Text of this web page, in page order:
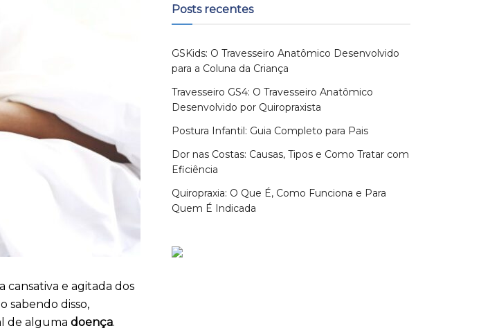
cansativa e agitada dos
sabendo disso,
de alguma doença.
Posts recentes
GSKids: O Travesseiro Anatômico Desenvolvido
para a Coluna da Criança
Travesseiro GS4: O Travesseiro Anatômico
Desenvolvido por Quiropraxista
Postura Infantil: Guia Completo para Pais
Dor nas Costas: Causas, Tipos e Como Tratar com
Eficiência
Quiropraxia: O Que É, Como Funciona e Para
Quem É Indicada